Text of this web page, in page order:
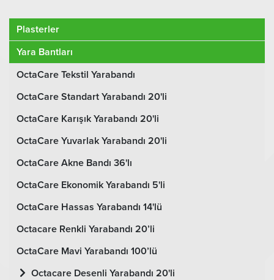
Plasterler
Yara Bantları
OctaCare Tekstil Yarabandı
OctaCare Standart Yarabandı 20'li
OctaCare Karışık Yarabandı 20'li
OctaCare Yuvarlak Yarabandı 20'li
OctaCare Akne Bandı 36'lı
OctaCare Ekonomik Yarabandı 5'li
OctaCare Hassas Yarabandı 14'lü
Octacare Renkli Yarabandı 20’li
OctaCare Mavi Yarabandı 100’lü
Octacare Desenli Yarabandı 20'li